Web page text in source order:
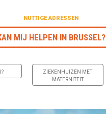
NUTTIGE ADRESSEN
MIJ HELPEN IN BRUSSEL?
ZIEKENHUIZEN MET
MATERNITEIT